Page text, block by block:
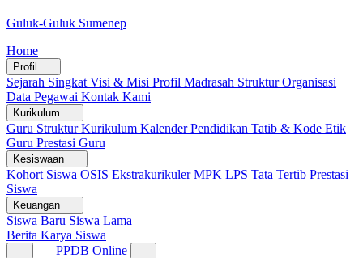
Guluk-Guluk Sumenep
Home
Profil
Sejarah Singkat Visi & Misi Profil Madrasah Struktur Organisasi
Data Pegawai Kontak Kami
Kurikulum
Guru Struktur Kurikulum Kalender Pendidikan Tatib & Kode Etik
Guru Prestasi Guru
Kesiswaan
Kohort Siswa OSIS Ekstrakurikuler MPK LPS Tata Tertib Prestasi
Siswa
Keuangan
Siswa Baru Siswa Lama
Berita Karya Siswa
PPDB Online